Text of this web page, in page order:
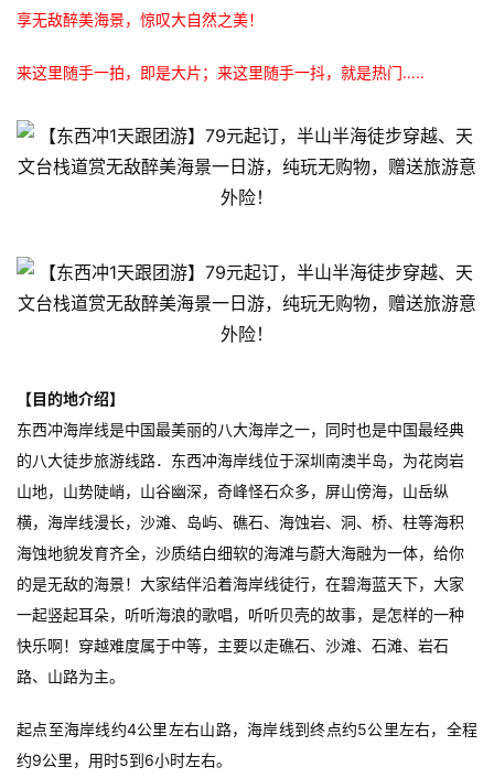
享无敌醉美海景，惊叹大自然之美！
来这里随手一拍，即是大片；来这里随手一抖，就是热门…..
【目的地介绍】
东西冲海岸线是中国最美丽的八大海岸之一，同时也是中国最经典
的八大徒步旅游线路．东西冲海岸线位于深圳南澳半岛，为花岗岩
山地，山势陡峭，山谷幽深，奇峰怪石众多，屏山傍海，山岳纵
横，海岸线漫长，沙滩、岛屿、礁石、海蚀岩、洞、桥、柱等海积
海蚀地貌发育齐全，沙质结白细软的海滩与蔚大海融为一体，给你
的是无敌的海景！大家结伴沿着海岸线徒行，在碧海蓝天下，大家
一起竖起耳朵，听听海浪的歌唱，听听贝壳的故事，是怎样的一种
快乐啊！穿越难度属于中等，主要以走礁石、沙滩、石滩、岩石
路、山路为主。
起点至海岸线约4公里左右山路，海岸线到终点约5公里左右，全程
约9公里，用时5到6小时左右。